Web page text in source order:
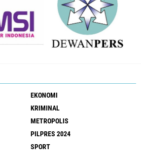
EKONOMI
KRIMINAL
METROPOLIS
PILPRES 2024
SPORT